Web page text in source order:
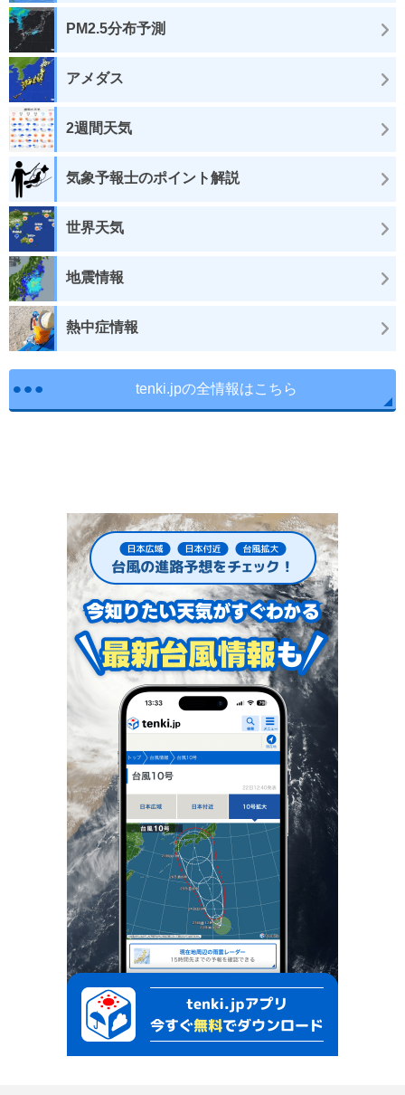
PM2.5分布予測
アメダス
2週間天気
気象予報士のポイント解説
世界天気
地震情報
熱中症情報
tenki.jpの全情報はこちら